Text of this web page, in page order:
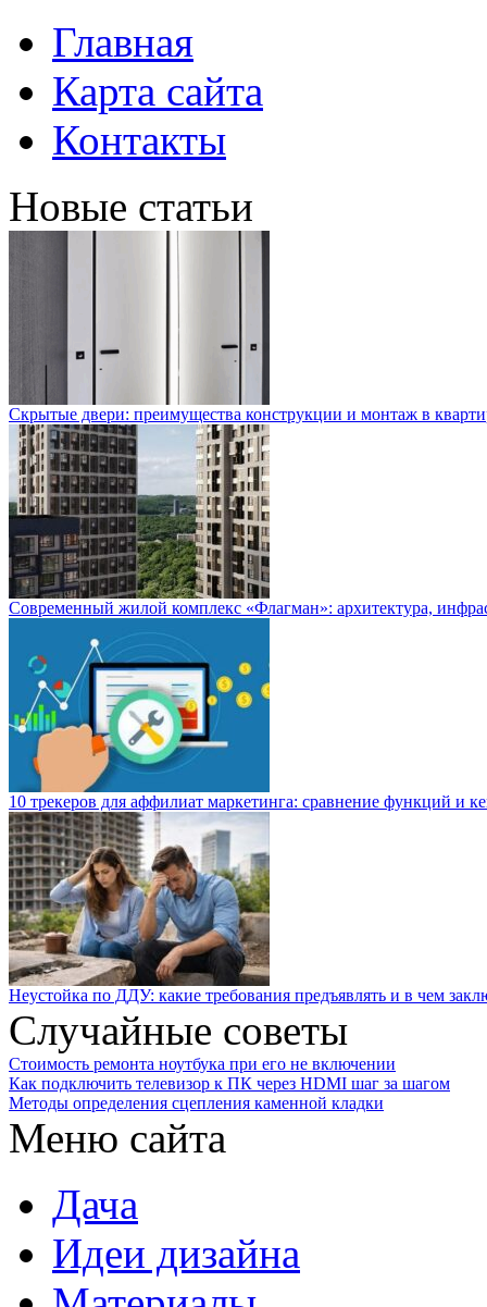
Главная
Карта сайта
Контакты
Новые статьи
Скрытые двери: преимущества конструкции и монтаж в
Современный жилой комплекс «Флагман»: архитектура,
10 трекеров для аффилиат маркетинга: сравнение функций и
Неустойка по ДДУ: какие требования предъявлять и в чем
Случайные советы
Стоимость ремонта ноутбука при его не включении
Как подключить телевизор к ПК через HDMI шаг за шагом
Методы определения сцепления каменной кладки
Меню сайта
Дача
Идеи дизайна